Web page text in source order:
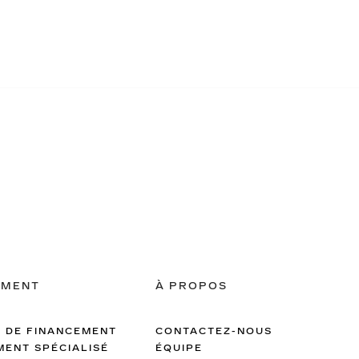
DE FINANCEMENT
SPÉCIALISÉ
À PROPOS
CONTACTEZ-NOUS
ÉQUIPE